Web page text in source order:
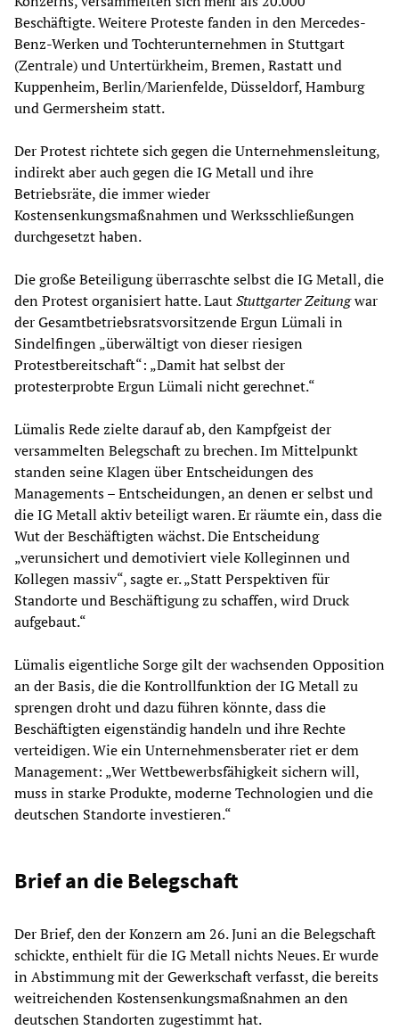
Beschäftigte. Weitere Proteste fanden in den Mercedes-
Benz-Werken und Tochterunternehmen in Stuttgart
(Zentrale) und Untertürkheim, Bremen, Rastatt und
Kuppenheim, Berlin/Marienfelde, Düsseldorf, Hamburg
und Germersheim statt.
Der Protest richtete sich gegen die Unternehmensleitung,
indirekt aber auch gegen die IG Metall und ihre
Betriebsräte, die immer wieder
Kostensenkungsmaßnahmen und Werksschließungen
durchgesetzt haben.
Die große Beteiligung überraschte selbst die IG Metall, die
den Protest organisiert hatte. LautStuttgarter Zeitungwar
der Gesamtbetriebsratsvorsitzende Ergun Lümali in
Sindelfingen „überwältigt von dieser riesigen
Protestbereitschaft“: „Damit hat selbst der
protesterprobte Ergun Lümali nicht gerechnet.“
Lümalis Rede zielte darauf ab, den Kampfgeist der
versammelten Belegschaft zu brechen. Im Mittelpunkt
standen seine Klagen über Entscheidungen des
Managements – Entscheidungen, an denen er selbst und
die IG Metall aktiv beteiligt waren. Er räumte ein, dass die
Wut der Beschäftigten wächst. Die Entscheidung
„verunsichert und demotiviert viele Kolleginnen und
Kollegen massiv“, sagte er. „Statt Perspektiven für
Standorte und Beschäftigung zu schaffen, wird Druck
aufgebaut.“
Lümalis eigentliche Sorge gilt der wachsenden Opposition
an der Basis, die die Kontrollfunktion der IG Metall zu
sprengen droht und dazu führen könnte, dass die
Beschäftigten eigenständig handeln und ihre Rechte
verteidigen. Wie ein Unternehmensberater riet er dem
Management: „Wer Wettbewerbsfähigkeit sichern will,
muss in starke Produkte, moderne Technologien und die
deutschen Standorte investieren.“
Brief an die Belegschaft
Der Brief, den der Konzern am 26. Juni an die Belegschaft
schickte, enthielt für die IG Metall nichts Neues. Er wurde
in Abstimmung mit der Gewerkschaft verfasst, die bereits
weitreichenden Kostensenkungsmaßnahmen an den
deutschen Standorten zugestimmt hat.